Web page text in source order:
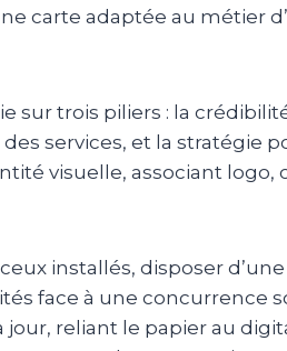
carte adaptée au métier
sur trois piliers : la
services, et la stratégie
visuelle, associant
installés, disposer
face à une concurrence
reliant le papier au